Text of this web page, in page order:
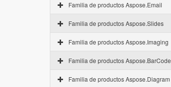
Familia de productos Aspose.Email
Familia de productos Aspose.Slides
Familia de productos Aspose.Imaging
Familia de productos Aspose.BarCode
Familia de productos Aspose.Diagram